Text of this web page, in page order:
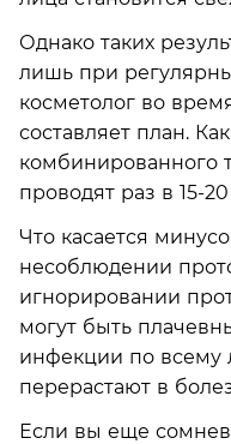
Однако таких
лишь при
косметолог во
составляет план.
комбинированного
проводят раз в 15-
Что касается
несоблюдении
игнорировании
могут быть
инфекции по всему
перерастают в
Если вы еще